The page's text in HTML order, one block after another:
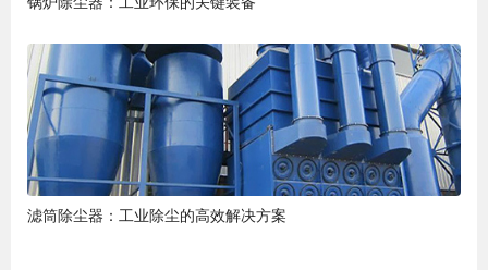
滤筒除尘器：工业除尘的高效解决方案